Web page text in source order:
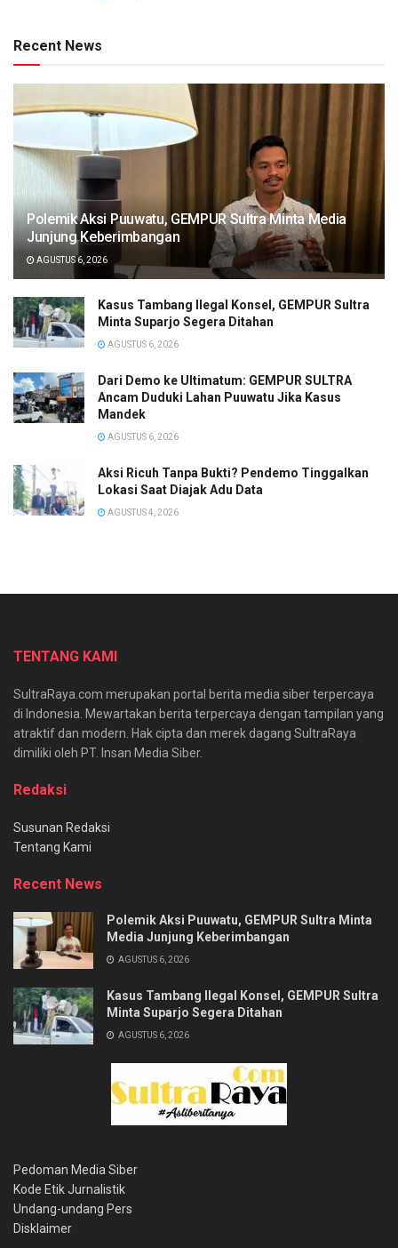
Recent News
Polemik Aksi Puuwatu, GEMPUR Sultra Minta Media
Junjung Keberimbangan
AGUSTUS 6, 2026
Kasus Tambang Ilegal Konsel, GEMPUR Sultra
Minta Suparjo Segera Ditahan
AGUSTUS 6, 2026
Dari Demo ke Ultimatum: GEMPUR SULTRA
Ancam Duduki Lahan Puuwatu Jika Kasus
Mandek
AGUSTUS 6, 2026
Aksi Ricuh Tanpa Bukti? Pendemo Tinggalkan
Lokasi Saat Diajak Adu Data
AGUSTUS 4, 2026
TENTANG KAMI
SultraRaya.com merupakan portal berita media siber terpercaya
di Indonesia. Mewartakan berita terpercaya dengan tampilan yang
atraktif dan modern. Hak cipta dan merek dagang SultraRaya
dimiliki oleh PT. Insan Media Siber.
Redaksi
Susunan Redaksi
Tentang Kami
Recent News
Polemik Aksi Puuwatu, GEMPUR Sultra Minta
Media Junjung Keberimbangan
AGUSTUS 6, 2026
Kasus Tambang Ilegal Konsel, GEMPUR Sultra
Minta Suparjo Segera Ditahan
AGUSTUS 6, 2026
Pedoman Media Siber
Kode Etik Jurnalistik
Undang-undang Pers
Disklaimer